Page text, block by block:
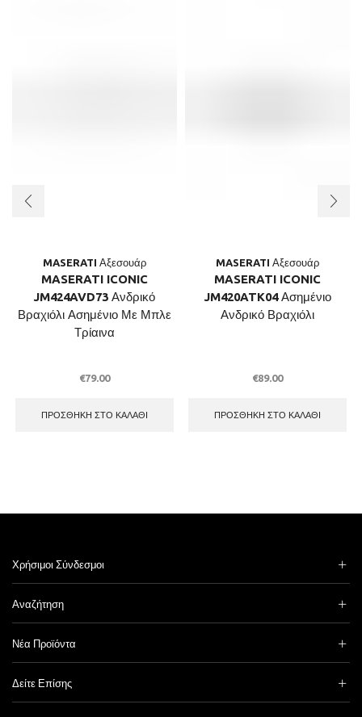
MASERATI Αξεσουάρ
MASERATI ICONIC
JM424AVD73 Ανδρικό
Βραχιόλι Ασημένιο Με Μπλε
Τρίαινα
€79.00
ΠΡΟΣΘΉΚΗ ΣΤΟ ΚΑΛΆΘΙ
MASERATI Αξεσουάρ
MASERATI ICONIC
JM420ATK04 Ασημένιο
Ανδρικό Βραχιόλι
€89.00
ΠΡΟΣΘΉΚΗ ΣΤΟ ΚΑΛΆΘΙ
Χρήσιμοι Σύνδεσμοι
Αναζήτηση
Νέα Προϊόντα
Δείτε Επίσης